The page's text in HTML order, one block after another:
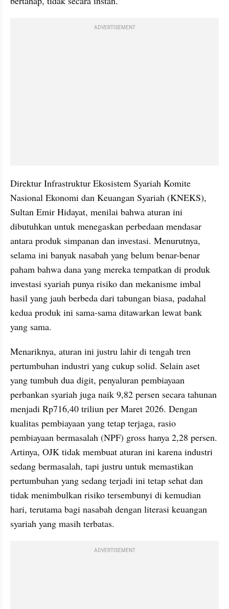
ADVERTISEMENT
Direktur Infrastruktur Ekosistem Syariah Komite
Nasional Ekonomi dan Keuangan Syariah (KNEKS),
Sultan Emir Hidayat, menilai bahwa aturan ini
dibutuhkan untuk menegaskan perbedaan mendasar
antara produk simpanan dan investasi. Menurutnya,
selama ini banyak nasabah yang belum benar-benar
paham bahwa dana yang mereka tempatkan di produk
investasi syariah punya risiko dan mekanisme imbal
hasil yang jauh berbeda dari tabungan biasa, padahal
kedua produk ini sama-sama ditawarkan lewat bank
yang sama.
Menariknya, aturan ini justru lahir di tengah tren
pertumbuhan industri yang cukup solid. Selain aset
yang tumbuh dua digit, penyaluran pembiayaan
perbankan syariah juga naik 9,82 persen secara tahunan
menjadi Rp716,40 triliun per Maret 2026. Dengan
kualitas pembiayaan yang tetap terjaga, rasio
pembiayaan bermasalah (NPF) gross hanya 2,28 persen.
Artinya, OJK tidak membuat aturan ini karena industri
sedang bermasalah, tapi justru untuk memastikan
pertumbuhan yang sedang terjadi ini tetap sehat dan
tidak menimbulkan risiko tersembunyi di kemudian
hari, terutama bagi nasabah dengan literasi keuangan
syariah yang masih terbatas.
ADVERTISEMENT